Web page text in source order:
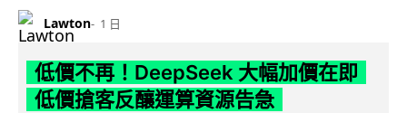
Lawton 1 日
低價不再！DeepSeek 大幅加價在即
低價搶客反釀運算資源告急